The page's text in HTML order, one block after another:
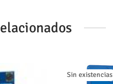
Sin existencias